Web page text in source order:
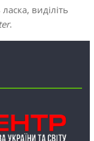
виділіть
.